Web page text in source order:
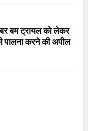
बम ट्रायल को लेकर
पालना करने की अपील